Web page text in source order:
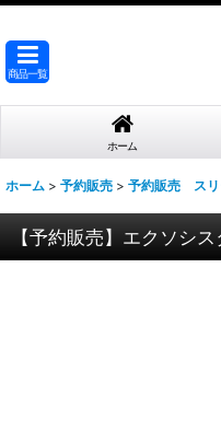
商品一覧
ホーム
ホーム > 予約販売 > 予約販売 スリ
【予約販売】エクソ